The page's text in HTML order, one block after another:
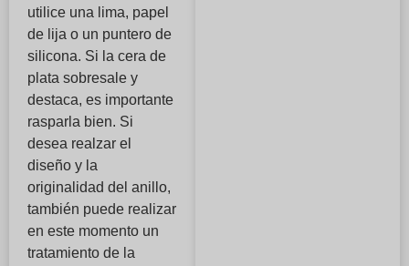
utilice una lima, papel
de lija o un puntero de
silicona. Si la cera de
plata sobresale y
destaca, es importante
rasparla bien. Si
desea realzar el
diseño y la
originalidad del anillo,
también puede realizar
en este momento un
tratamiento de la